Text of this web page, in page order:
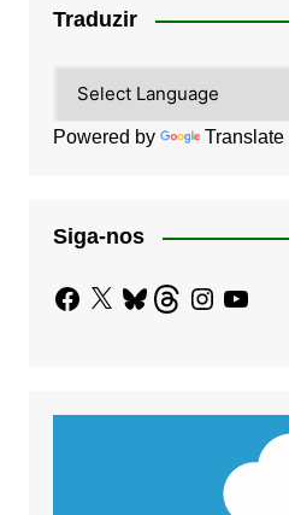
Traduzir
Powered by Translate
Siga-nos
Facebook
X BlueskyThreadsInstagram
YouTube